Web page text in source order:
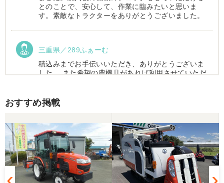
とのことで、安心して、作業に臨みたいと思いま
す。素敵なトラクターをありがとうございました。
三重県／289ふぁーむ
積込みまでお手伝いいただき、ありがとうございま
した。 また希望の農機具があれば利用させていただ
この度はお世話になりました。また、機会があれば
よろしくお願いします。
三重県／ユウスケ
おすすめ掲載